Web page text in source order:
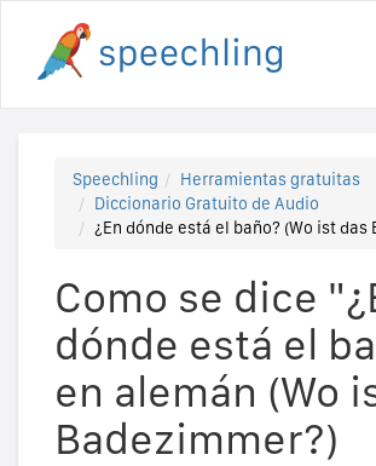
Speechling
Herramientas gratuitas
Diccionario Gratuito de Audio
¿En dónde está el baño? (Wo ist das
Como se dice
dónde está el
en alemán (Wo
Badezimmer?)